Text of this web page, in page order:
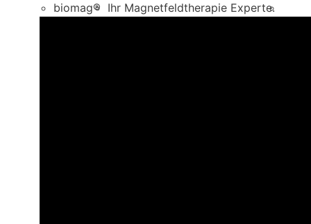
biomag® Ihr Magnetfeldtherapie Experte.